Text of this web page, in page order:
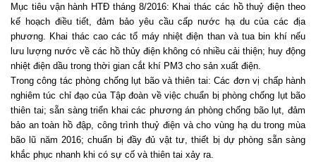
Mục tiêu vận hành HTĐ tháng 8/2016: Khai thác các hồ thuỷ điện theo
kế hoạch điều tiết, đảm bảo yêu cầu cấp nước hạ du của các địa
phương. Khai thác cao các tổ máy nhiệt điện than và tua bin khí nếu
lưu lượng nước về các hồ thủy điện không có nhiều cải thiện; huy động
nhiệt điện dầu trong thời gian cắt khí PM3 cho sản xuất điện.
Trong công tác phòng chống lụt bão và thiên tai: Các đơn vị chấp hành
nghiêm túc chỉ đạo của Tập đoàn về việc chuẩn bị phòng chống lụt bão
thiên tai; sẵn sàng triển khai các phương án phòng chống bão lụt, đảm
bảo an toàn hồ đập, công trình thuỷ điện và cho vùng hạ du trong mùa
bão lũ năm 2016; chuẩn bị đầy đủ vật tư, thiết bị dự phòng sẵn sàng
khắc phục nhanh khi có sự cố và thiên tai xảy ra.